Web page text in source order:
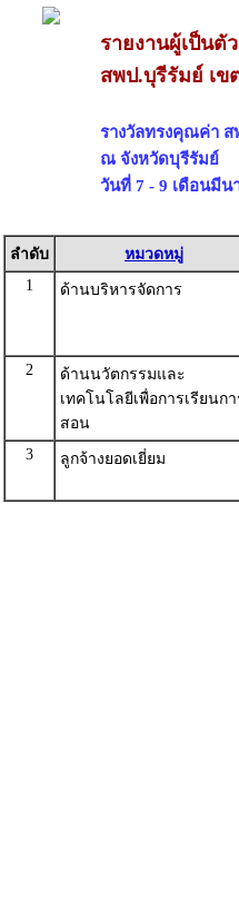
รายงานผู้เป็นตั
สพป.บุรีรัมย์ เข
รางวัลทรงคุณค่า ส
ณ จังหวัดบุรีรัมย์
วันที่ 7 - 9 เดือนมีน
ลำดับ หมวดหมู่
1
ด้านบริหารจัดการ
2
ด้านนวัตกรรมและ
เทคโนโลยีเพื่อการเรียนกา
สอน
3 ลูกจ้างยอดเยี่ยม